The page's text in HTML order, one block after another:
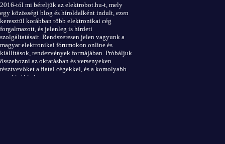
2016-tól mi béreljük az elektrobot.hu-t, mely
egy közösségi blog és híroldalként indult, ezen
keresztül korábban több elektronikai cég
forgalmazott, és jelenleg is hírdeti
szolgáltatásait. Rendszeresen jelen vagyunk a
magyar elektronikai fórumokon online és
kiállítások, rendezvények formájában. Próbáljuk
összehozni az oktatásban és versenyeken
résztvevőket a fiatal cégekkel, és a komolyabb
megbízókkal.